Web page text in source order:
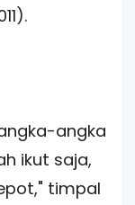
angka
ikut saja,
timpal